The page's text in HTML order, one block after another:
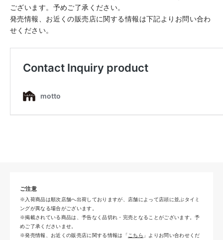
ございます。予めご了承ください。
発売情報、お近くの販売店に関する情報は下記よりお問い合わ
せください。
ご注意
※入荷商品は順次店舗へ出荷しておりますが、店舗によって店頭に並ぶタイミ
ングが異なる場合がございます。
※掲載されている商品は、予告なく品切れ・完売となることがございます。予
めご了承くださいませ。
※発売情報、お近くの販売店に関する情報は「 こちら 」よりお問い合わせくだ